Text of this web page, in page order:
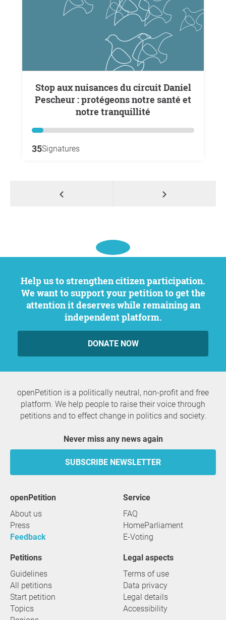
Stop aux nuisances du circuit Daniel
Pescheur : protégeons notre santé et
notre tranquillité
35Signatures
Help us to strengthen citizen participation.
We want to support your petition to get the
attention it deserves while remaining an
independent platform.
DONATE NOW
openPetition is a politically neutral, non-profit and free
platform. We help people to raise their voice through
petitions and to effect change in politics and society.
Never miss any news again
SUBSCRIBE NEWSLETTER
openPetition
About us
Press
Feedback
service
FAQ
HomeParliament
E-Voting
Petitions
Guidelines
All petitions
Start petition
Topics
Legal aspects
Terms of use
Data privacy
Legal details
Accessibility